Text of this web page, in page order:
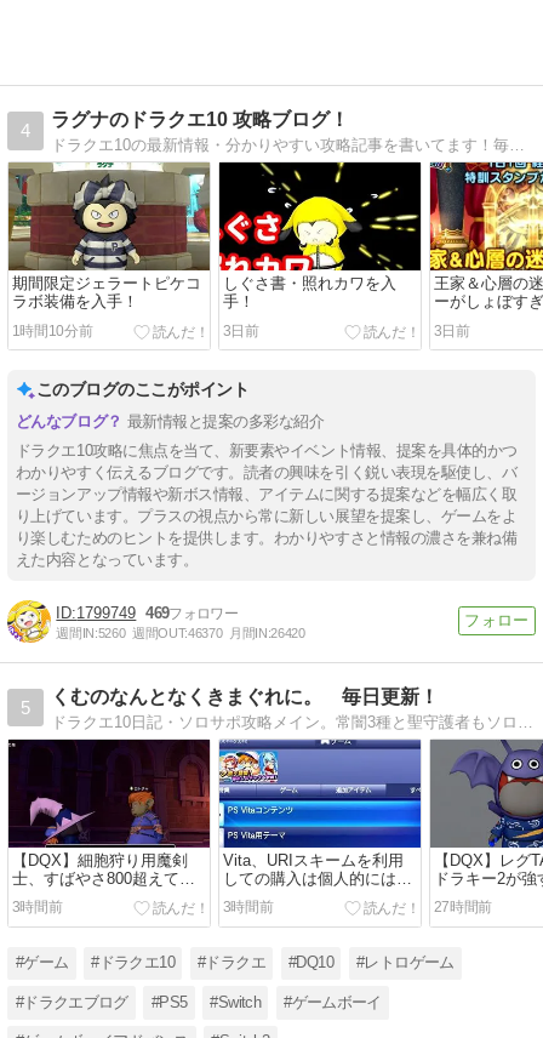
4
ラグナのドラクエ10 攻略ブログ！
ドラクエ10の最新情報・分かりやすい攻略記事を書いてます！毎日更新！
期間限定ジェラートピケコ
ラボ装備を入手！
1時間10分前
しぐさ書・照れカワを入
手！
3日前
王家＆心層の
ーがしょぼす
3日前
このブログのここがポイント
最新情報と提案の多彩な紹介
ドラクエ10攻略に焦点を当て、新要素やイベント情報、提案を具体的かつ
わかりやすく伝えるブログです。読者の興味を引く鋭い表現を駆使し、バ
ージョンアップ情報や新ボス情報、アイテムに関する提案などを幅広く取
り上げています。プラスの視点から常に新しい展望を提案し、ゲームをよ
り楽しむためのヒントを提供します。わかりやすさと情報の濃さを兼ね備
えた内容となっています。
1799749 469
週間IN:5260 週間OUT:46370 月間IN:26420
5
くむのなんとなくきまぐれに。 毎日更新！
【DQX】細胞狩り用魔剣
士、すばやさ800超えてい
るお話、他、ガナサダイの
こころをどこまで作るか悩
むお話
3時間前
Vita、URIスキームを利用
しての購入は個人的にはオ
ススメしないお話
3時間前
【DQX】レグ
ドラキー2が強
話、他ピケコ
27時間前
#ゲーム #ドラクエ10 #ドラクエ #DQ10 #レトロゲーム
#ドラクエブログ #PS5 #Switch #ゲームボーイ